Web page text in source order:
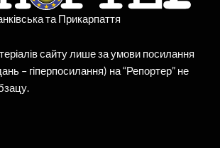
та Прикарпаття
сайту лише за умови посилання
– гіперпосилання) на “Репортер” не